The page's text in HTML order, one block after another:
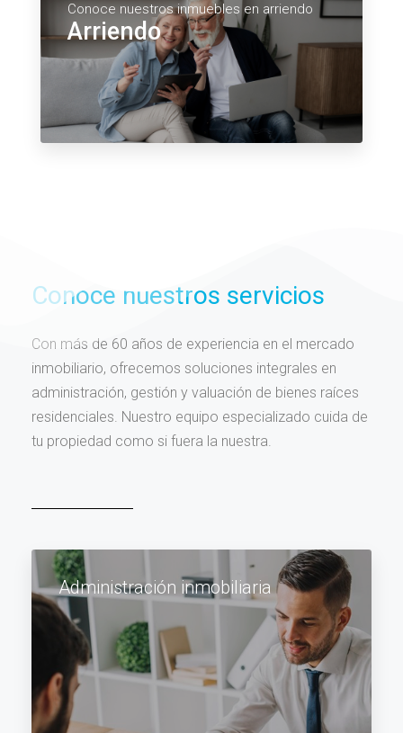
Conoce nuestros inmuebles en arriendo
Arriendo
Conoce nuestros servicios
Con más de 60 años de experiencia en el mercado
inmobiliario, ofrecemos soluciones integrales en
administración, gestión y valuación de bienes raíces
residenciales. Nuestro equipo especializado cuida de
tu propiedad como si fuera la nuestra.
Administración inmobiliaria